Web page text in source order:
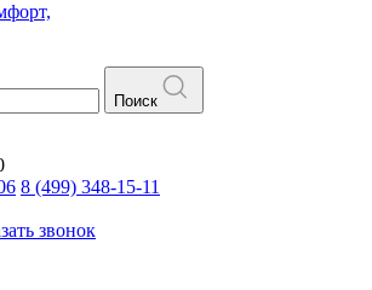
Поиск
8 (499) 348-15-11
звонок